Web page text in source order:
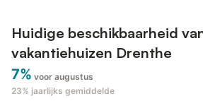
Huidige beschikbaarheid
vakantiehuizen Drenthe
7% voor augustus
23% jaarlijks gemiddelde